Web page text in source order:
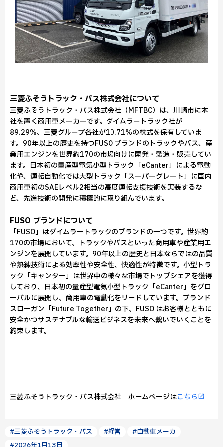
三菱ふそうトラック・バス株式会社について
三菱ふそうトラック・バス株式会社（MFTBC）は、川崎市に本
社を置く商用車メーカーです。ダイムラートラック社が
89.29%、三菱グループ各社が10.71%の株式を保有していま
す。90年以上の歴史を持つFUSO ブランドのトラックやバス、産
業用エンジンを世界約170の市場向けに開発・製造・販売してい
ます。日本初の量産型電気小型トラック「eCanter」による電動
化や、運転自動化では大型トラック「スーパーグレート」に国内
商用車初のSAEレベル2相当の高度運転支援技術を実装するな
ど、先進技術の開発に積極的に取り組んでいます。
FUSO ブランドについて
「FUSO」はダイムラートラックのブランドの一つです。世界約
170の市場において、トラックやバスといった商用車や産業用エ
ンジンを展開しています。90年以上の歴史と日本ならではの品質
や熟練技術による効率性や安全性、快適性が特徴です。小型トラ
ック「キャンター」は世界中の様々な市場でトップシェアを獲得
しており、日本初の量産型電気小型トラック「eCanter」をグロ
ーバルに展開し、商用車の電動化をリードしています。ブランド
スローガン「Future Together」の下、FUSO はお客様とともに
安全かつサステナブルな輸送ビジネスを未来へ繋いでいくことを
約束します。
三菱ふそうトラック・バス株式会社 ホームページはこちら
#三菱ふそうトラック・バス #経営
#自動車メーカ
#2026年1月13日